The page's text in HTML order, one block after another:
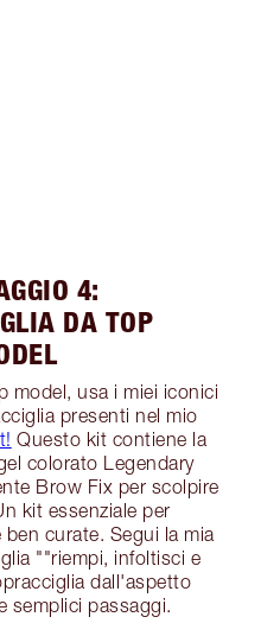
4:
DA TOP
model, usa i miei iconici
presenti nel mio
Questo kit contiene la
colorato Legendary
Brow Fix per scolpire
kit essenziale per
curate. Segui la mia
""riempi, infoltisci e
dall'aspetto
semplici passaggi.